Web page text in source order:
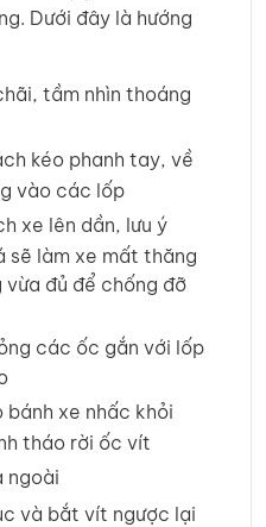
Dưới đây là hướng
tầm nhìn thoáng
kéo phanh tay, về
vào các lốp
xe lên dần, lưu ý
sẽ làm xe mất thăng
vừa đủ để chống đỡ
các ốc gắn với lốp
bánh xe nhấc khỏi
tháo rời ốc vít
ngoài
và bắt vít ngược lại